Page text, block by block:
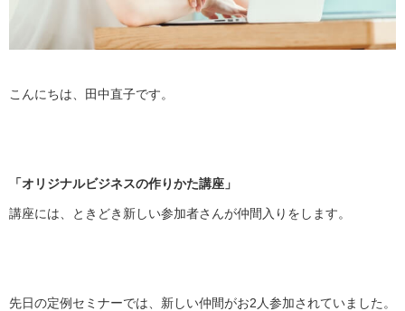
こんにちは、田中直子です。
「オリジナルビジネスの作りかた講座」
講座には、ときどき新しい参加者さんが仲間入りをします。
先日の定例セミナーでは、 新しい仲間がお2人参加されていました。